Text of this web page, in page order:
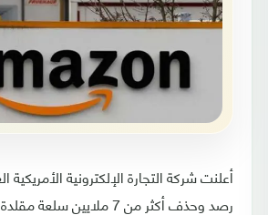
أعلنت شركة التجارة الإلكترونية الأمريكية
رصد وحذف أكثر من 7 ملايين